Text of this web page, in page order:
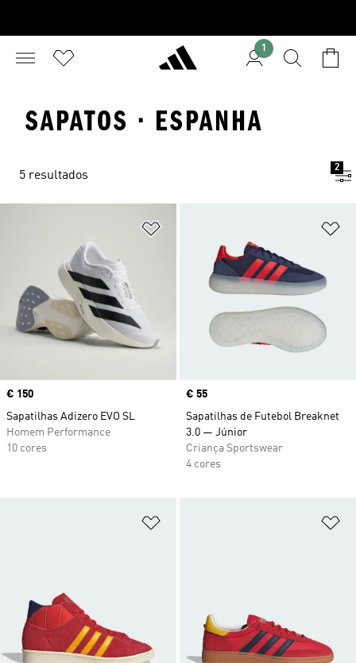
1
SAPATOS · ESPANHA
5 resultados
2
Price
€ 150
Sapatilhas Adizero EVO SL
Homem Performance
10 cores
Price
€ 55
Sapatilhas de Futebol Breaknet
3.0 — Júnior
Criança Sportswear
4 cores